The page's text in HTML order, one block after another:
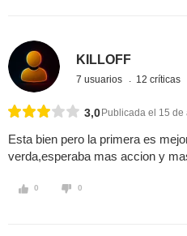
KILLOFF
7 usuarios 12 críticas
3,0 Publicada el 15
Esta bien pero la primera es
verda,esperaba mas accion y
0 0